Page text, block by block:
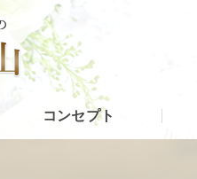
コンセプト